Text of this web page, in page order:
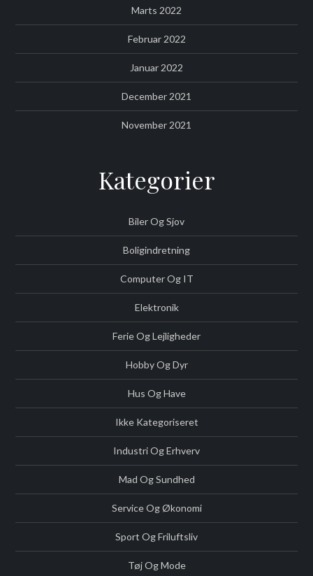
Marts 2022
Februar 2022
Januar 2022
December 2021
November 2021
Kategorier
Biler Og Sjov
Boligindretning
Computer Og IT
Elektronik
Ferie Og Lejligheder
Hobby Og Dyr
Hus Og Have
Ikke Kategoriseret
Industri Og Erhverv
Mad Og Sundhed
Service Og Økonomi
Sport Og Friluftsliv
Tøj Og Mode